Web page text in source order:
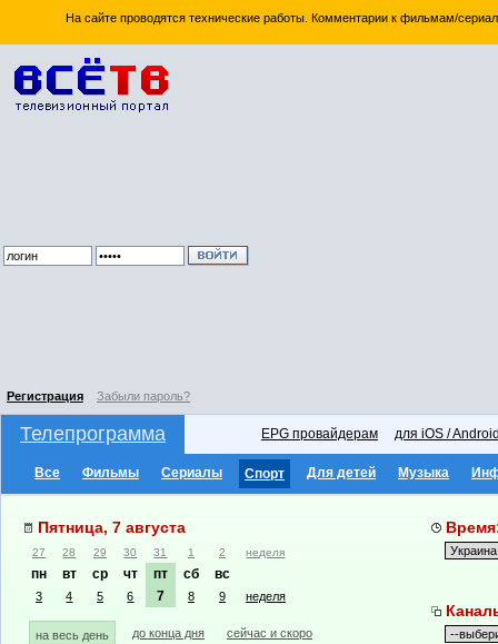
На сайте проводятся технические работы. Комментарии к фильмам/
Регистрация Забыли пароль?
Телепрограмма EPG провайдерам для iOS /
Все Фильмы Сериалы Спорт Для детей Музыка
Пятница, 7 августа
27 28 29 30 31 1 2 неделя
пн вт ср чт пт сб вс
3 4 5 6 7 8 9 неделя
на весь день до конца дня сейчас и скоро